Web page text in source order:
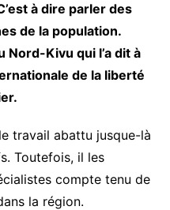
à dire parler des
de la population.
Nord-Kivu qui l’a dit à
de la liberté
travail abattu jusque-là
Toutefois, il les
compte tenu de
la région.